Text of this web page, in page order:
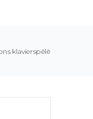
klavierspēlē